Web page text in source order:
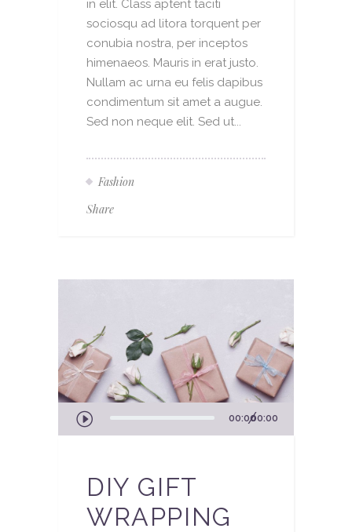
in elit. Class aptent taciti
sociosqu ad litora torquent per
conubia nostra, per inceptos
himenaeos. Mauris in erat justo.
Nullam ac urna eu felis dapibus
condimentum sit amet a augue.
Sed non neque elit. Sed ut...
Fashion
Share
Audio
Player
00:0000:00
DIY GIFT
WRAPPING